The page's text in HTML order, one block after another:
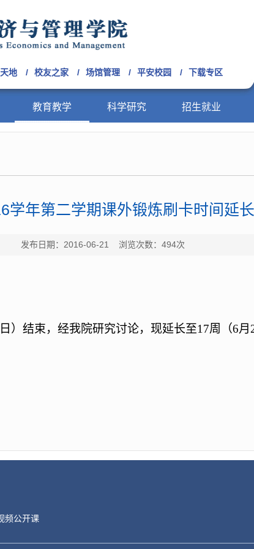
天地 / 校友之家 / 场馆管理 / 平安校园 / 下载专区
教育教学 科学研究 招生就业
学年第二学期课外锻炼刷卡时间延
发布日期：2016-06-21 浏览次数： 494次
日）结束，经我院研究讨论，现延长至17周（6月
频公开课